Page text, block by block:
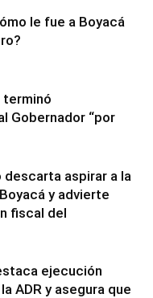
le fue a Boyacá
terminó
Gobernador “por
descarta aspirar a la
y advierte
fiscal del
ejecución
ADR y asegura que